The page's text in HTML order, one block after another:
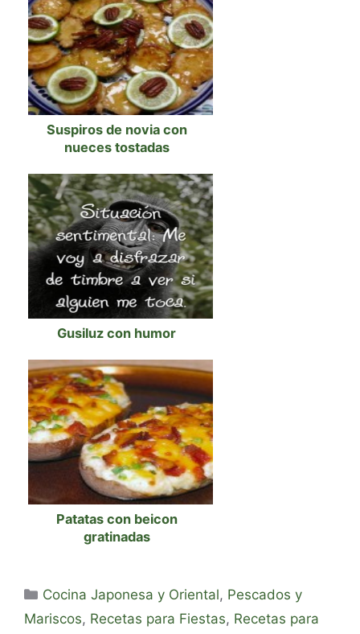
Suspiros de novia con
nueces tostadas
Gusiluz con humor
Patatas con beicon
gratinadas
Categorías
Cocina Japonesa y Oriental, Pescados y
Mariscos, Recetas para Fiestas, Recetas para